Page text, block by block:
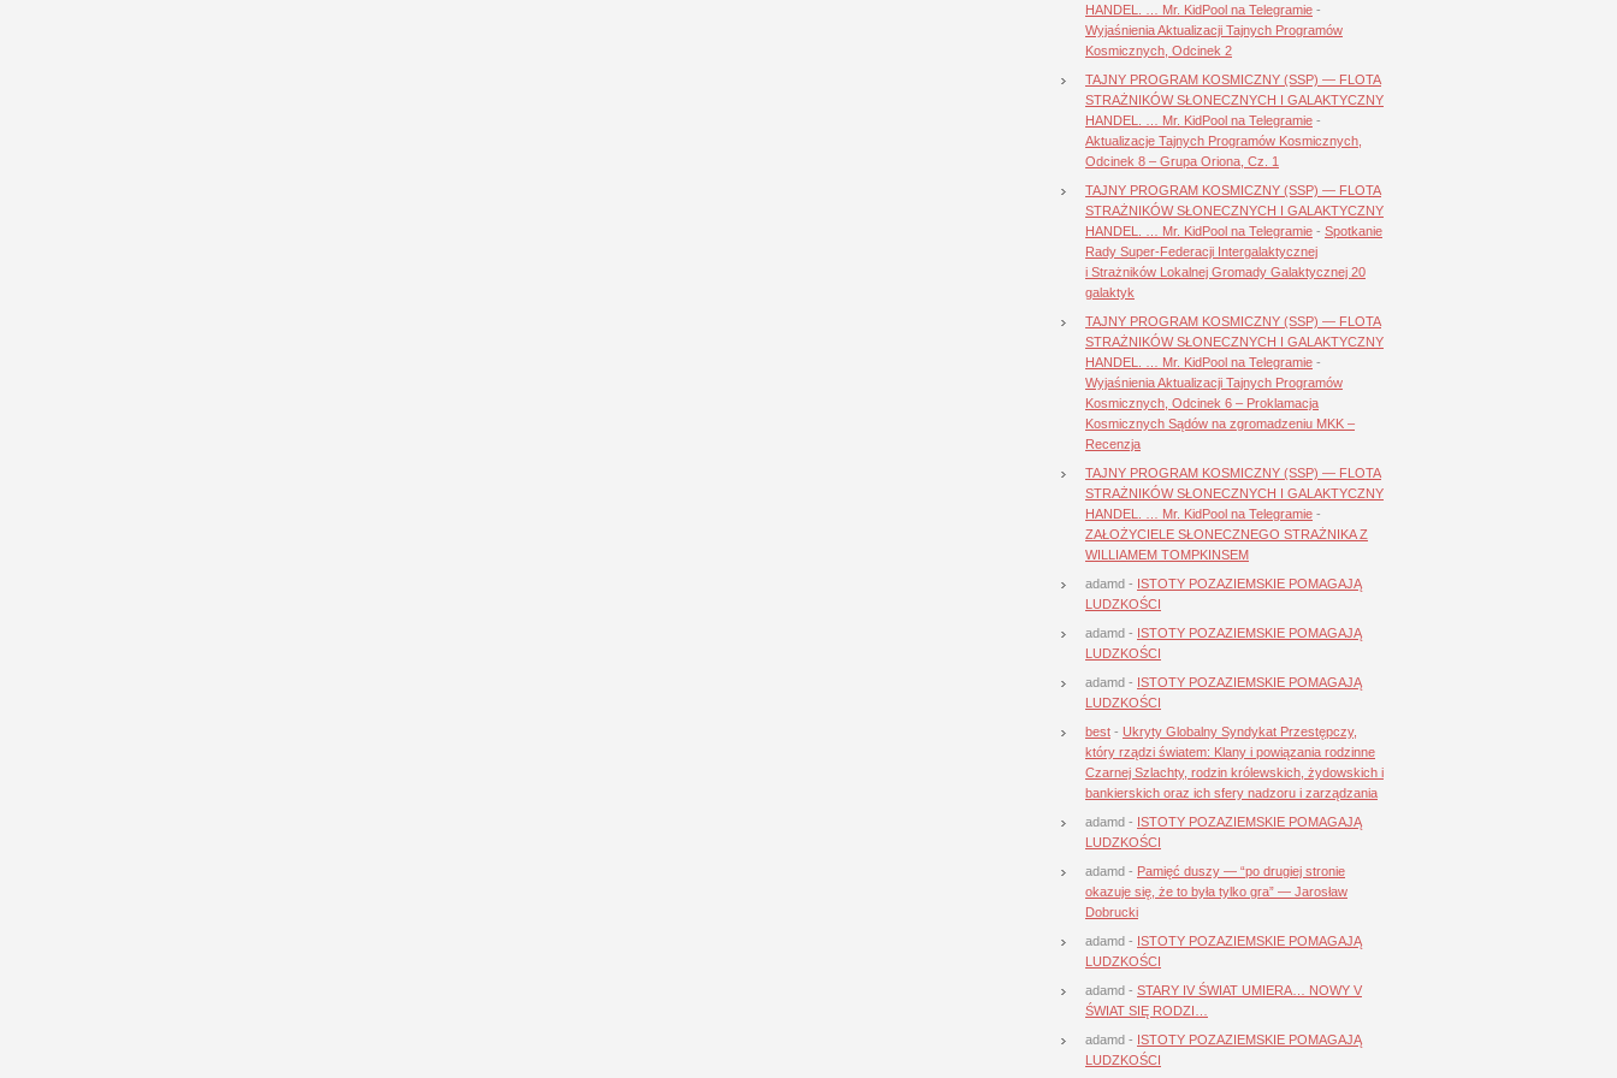
HANDEL. … Mr. KidPool na Telegramie -
Wyjaśnienia Aktualizacji Tajnych Programów
Kosmicznych, Odcinek 2
TAJNY PROGRAM KOSMICZNY (SSP) — FLOTA
STRAŻNIKÓW SŁONECZNYCH I GALAKTYCZNY
HANDEL. … Mr. KidPool na Telegramie -
Aktualizacje Tajnych Programów Kosmicznych,
Odcinek 8 – Grupa Oriona, Cz. 1
TAJNY PROGRAM KOSMICZNY (SSP) — FLOTA
STRAŻNIKÓW SŁONECZNYCH I GALAKTYCZNY
HANDEL. … Mr. KidPool na Telegramie - Spotkanie
Rady Super-Federacji Intergalaktycznej
i Strażników Lokalnej Gromady Galaktycznej 20
galaktyk
TAJNY PROGRAM KOSMICZNY (SSP) — FLOTA
STRAŻNIKÓW SŁONECZNYCH I GALAKTYCZNY
HANDEL. … Mr. KidPool na Telegramie -
Wyjaśnienia Aktualizacji Tajnych Programów
Kosmicznych, Odcinek 6 – Proklamacja
Kosmicznych Sądów na zgromadzeniu MKK –
Recenzja
TAJNY PROGRAM KOSMICZNY (SSP) — FLOTA
STRAŻNIKÓW SŁONECZNYCH I GALAKTYCZNY
HANDEL. … Mr. KidPool na Telegramie -
ZAŁOŻYCIELE SŁONECZNEGO STRAŻNIKA Z
WILLIAMEM TOMPKINSEM
adamd - ISTOTY POZAZIEMSKIE POMAGAJĄ
LUDZKOŚCI
adamd - ISTOTY POZAZIEMSKIE POMAGAJĄ
LUDZKOŚCI
adamd - ISTOTY POZAZIEMSKIE POMAGAJĄ
LUDZKOŚCI
best - Ukryty Globalny Syndykat Przestępczy,
który rządzi światem: Klany i powiązania rodzinne
Czarnej Szlachty, rodzin królewskich, żydowskich i
bankierskich oraz ich sfery nadzoru i zarządzania
adamd - ISTOTY POZAZIEMSKIE POMAGAJĄ
LUDZKOŚCI
adamd - Pamięć duszy — “po drugiej stronie
okazuje się, że to była tylko gra” — Jarosław
Dobrucki
adamd - ISTOTY POZAZIEMSKIE POMAGAJĄ
LUDZKOŚCI
adamd - STARY IV ŚWIAT UMIERA… NOWY V
ŚWIAT SIĘ RODZI…
adamd - ISTOTY POZAZIEMSKIE POMAGAJĄ
LUDZKOŚCI